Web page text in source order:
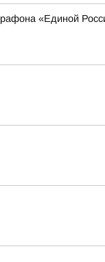
«Единой